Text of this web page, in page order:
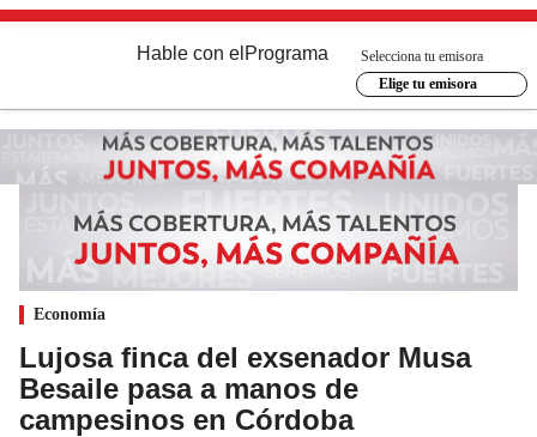
Hable con el Programa
Selecciona tu emisora
Elige tu emisora
Economía
Lujosa finca del exsenador Musa
Besaile pasa a manos de
campesinos en Córdoba